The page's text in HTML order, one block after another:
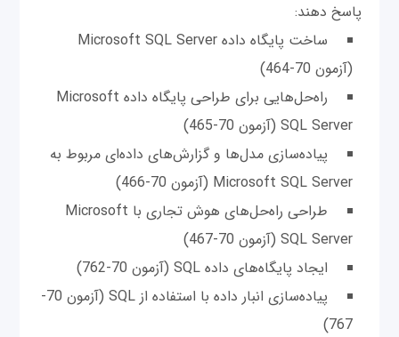
پاسخ دهند:
ساخت پایگاه داده Microsoft SQL Server
(آزمون 70-464)
راه‌حل‌هایی برای طراحی پایگاه داده Microsoft
SQL Server (آزمون 70-465)
پیاده‌سازی مدل‌ها و گزارش‌های داده‌ای مربوط به
Microsoft SQL Server (آزمون 70-466)
طراحی راه‌حل‌های هوش تجاری با Microsoft
SQL Server (آزمون 70-467)
ایجاد پایگاه‌های داده SQL (آزمون 70-762)
پیاده‌سازی انبار داده با استفاده از SQL (آزمون 70-
767)